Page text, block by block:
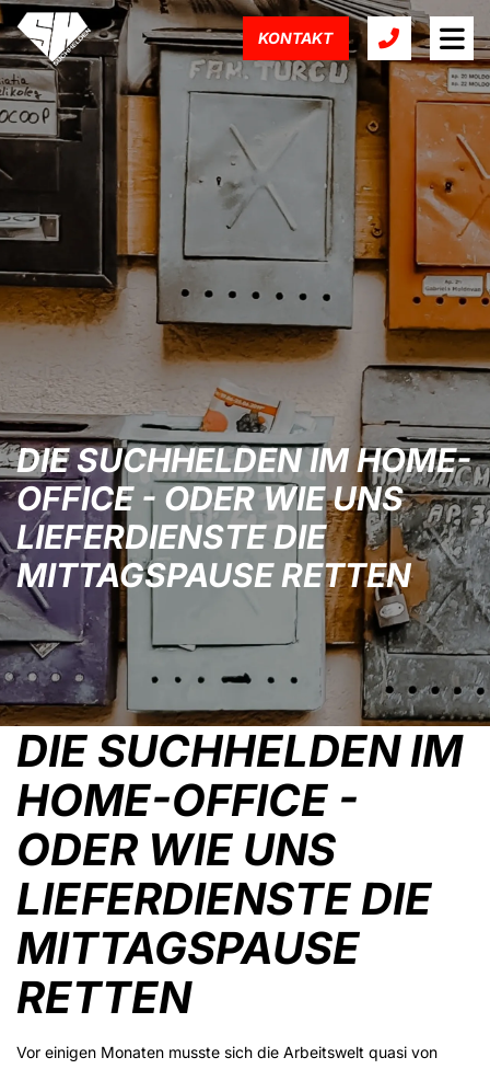
KONTAKT
DIE SUCHHELDEN IM HOME-
OFFICE - ODER WIE UNS
LIEFERDIENSTE DIE
MITTAGSPAUSE RETTEN
DIE SUCHHELDEN IM
HOME-OFFICE -
ODER WIE UNS
LIEFERDIENSTE DIE
MITTAGSPAUSE
RETTEN
Vor einigen Monaten musste sich die Arbeitswelt quasi von